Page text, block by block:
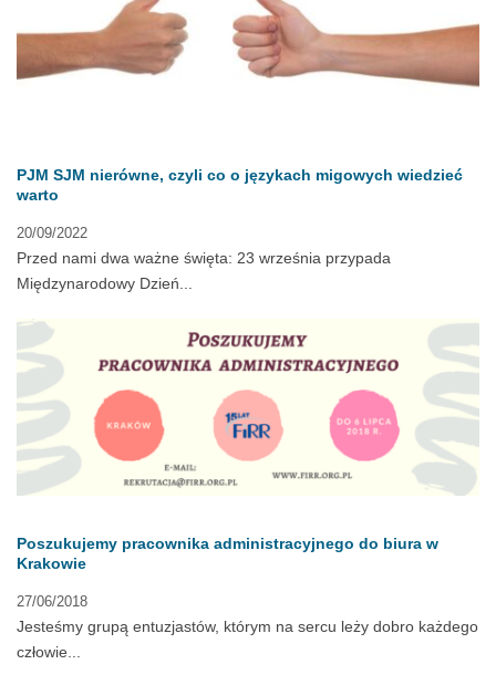
PJM SJM nierówne, czyli co o językach migowych wiedzieć
warto
20/09/2022
Przed nami dwa ważne święta: 23 września przypada
Międzynarodowy Dzień...
Poszukujemy pracownika administracyjnego do biura w
Krakowie
27/06/2018
Jesteśmy grupą entuzjastów, którym na sercu leży dobro każdego
człowie...